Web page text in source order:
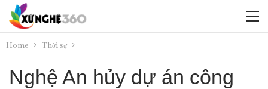
Home Thời sự
Nghệ An hủy dự án công